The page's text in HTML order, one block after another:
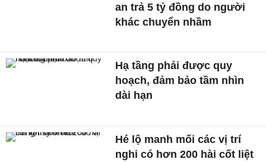
an trả 5 tỷ đồng do người
khác chuyển nhầm
Hạ tầng phải được quy
hoạch, đảm bảo tầm nhìn
dài hạn
Hé lộ manh mối các vị trí
nghi có hơn 200 hài cốt liệt